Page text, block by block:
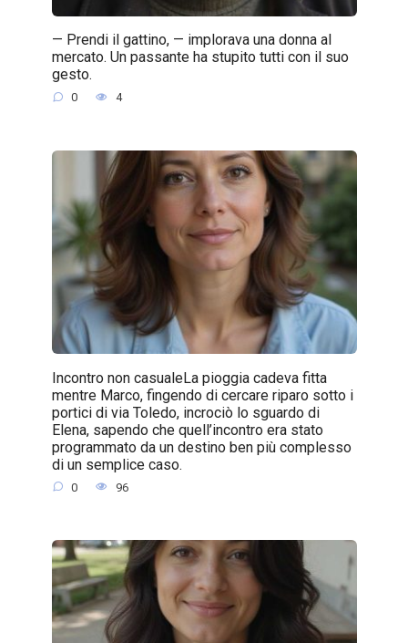
— Prendi il gattino, — implorava una donna al
mercato. Un passante ha stupito tutti con il suo
gesto.
0 4
Incontro non casualeLa pioggia cadeva fitta
mentre Marco, fingendo di cercare riparo sotto i
portici di via Toledo, incrociò lo sguardo di
Elena, sapendo che quell’incontro era stato
programmato da un destino ben più complesso
di un semplice caso.
0 96